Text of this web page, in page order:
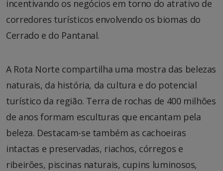
incentivando os negócios em torno do atrativo de
corredores turísticos envolvendo os biomas do
Cerrado e do Pantanal.
A Rota Norte compartilha uma mostra das belezas
naturais, da história, da cultura e do potencial
turístico da região. Terra de rochas de 400 milhões
de anos formam esculturas que encantam pela
beleza. Destacam-se também as cachoeiras
intactas e preservadas, riachos, córregos e
ribeirões, piscinas naturais, cupins luminosos,